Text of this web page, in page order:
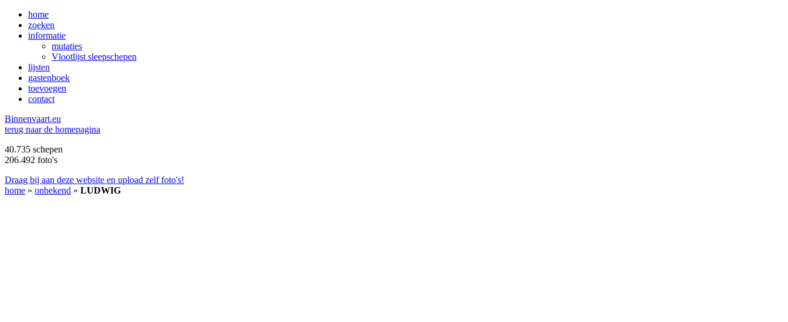
home
zoeken
informatie
mutaties
Vlootlijst sleepschepen
lijsten
gastenboek
toevoegen
contact
Binnenvaart.eu
terug naar de homepagina
40.735 schepen
206.492 foto's
Draag bij aan deze website en upload zelf foto's!
home » onbekend » LUDWIG